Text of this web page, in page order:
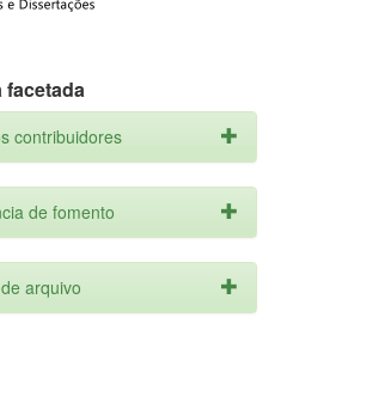
facetada
contribuidores
de fomento
arquivo